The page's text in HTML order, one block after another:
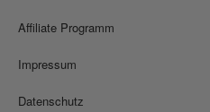
Affiliate Programm
Impressum
Datenschutz